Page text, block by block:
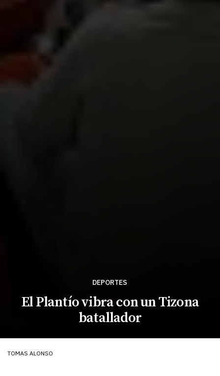
DEPORTES
El Plantío vibra con un Tizona
batallador
TOMAS ALONSO